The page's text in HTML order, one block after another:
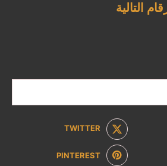
التالية
TWITTER
PINTEREST